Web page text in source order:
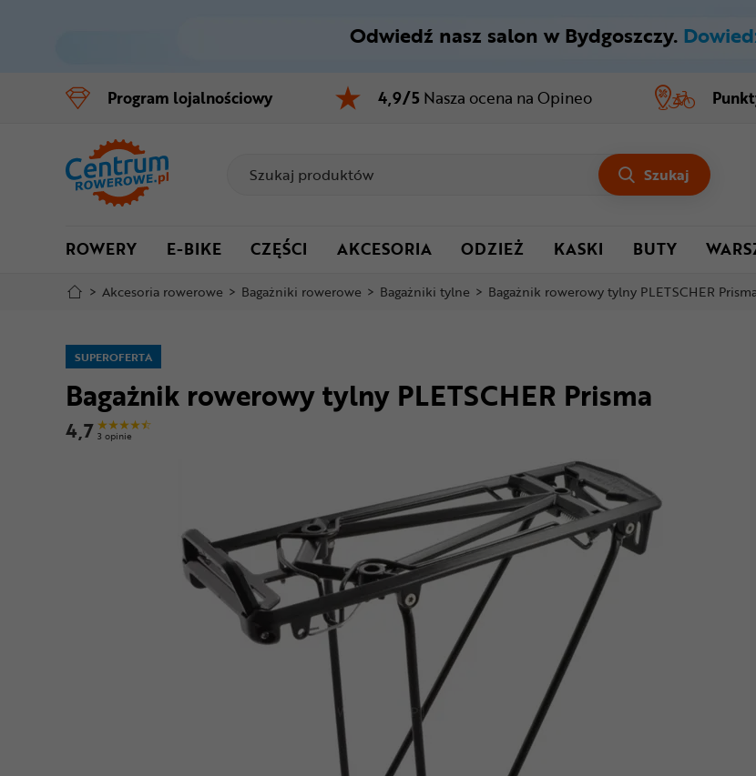
Menu główne
Informacje o produkcie
Do koszyka
Szczegółowe informacje
Mapa strony
Odwiedź nasz salon w Bydgoszczy.
Program lojalnościowy 4,9/5 Nasza ocena na Opineo
Szukaj
ROWERY E-BIKE CZĘŚCI AKCESORIA ODZIEŻ KASKI BUTY
> Akcesoria rowerowe > Bagażniki rowerowe > Bagażniki tylne > Bagażnik rowerowy tylny PLETSCHER
SUPEROFERTA
Bagażnik rowerowy tylny PLETSCHER Prisma
4,7 3 opinie